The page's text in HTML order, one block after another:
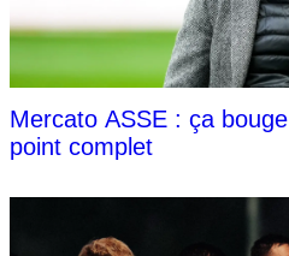
Mercato ASSE : ça
point complet